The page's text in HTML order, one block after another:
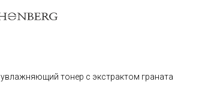
увлажняющий тонер с экстрактом граната